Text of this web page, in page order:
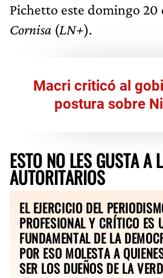
Pichetto este domingo 20
Cornisa (LN+).
Macri criticó al
postura sobre
ESTO NO LES GUSTA A
AUTORITARIOS
EL EJERCICIO DEL
PROFESIONAL Y CRÍTICO ES
FUNDAMENTAL DE LA
POR ESO MOLESTA A
SER LOS DUEÑOS DE LA